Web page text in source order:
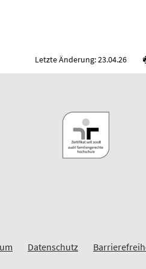
Letzte Änderung: 23.04.26
Datenschutz